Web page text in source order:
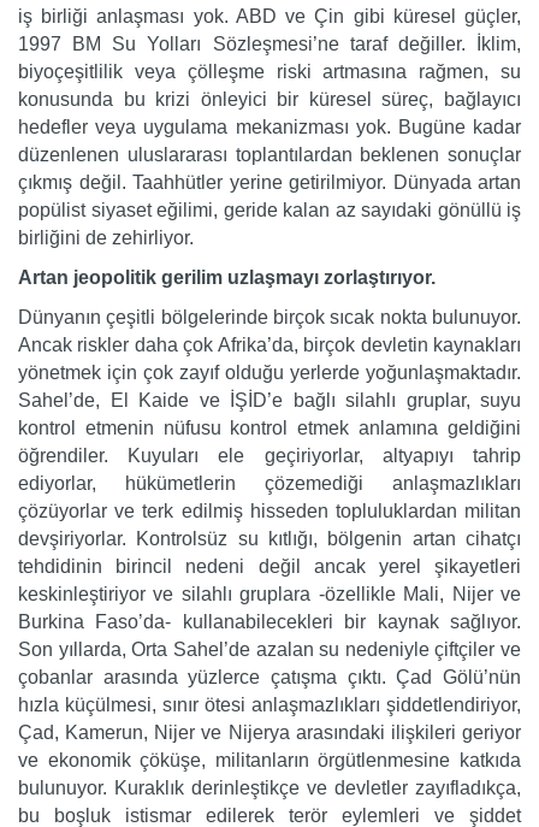
iş birliği anlaşması yok. ABD ve Çin gibi küresel güçler,
1997 BM Su Yolları Sözleşmesi’ne taraf değiller. İklim,
biyoçeşitlilik veya çölleşme riski artmasına rağmen, su
konusunda bu krizi önleyici bir küresel süreç, bağlayıcı
hedefler veya uygulama mekanizması yok. Bugüne kadar
düzenlenen uluslararası toplantılardan beklenen sonuçlar
çıkmış değil. Taahhütler yerine getirilmiyor. Dünyada artan
popülist siyaset eğilimi, geride kalan az sayıdaki gönüllü iş
birliğini de zehirliyor.
Artan jeopolitik gerilim uzlaşmayı zorlaştırıyor.
Dünyanın çeşitli bölgelerinde birçok sıcak nokta bulunuyor.
Ancak riskler daha çok Afrika’da, birçok devletin kaynakları
yönetmek için çok zayıf olduğu yerlerde yoğunlaşmaktadır.
Sahel’de, El Kaide ve İŞİD’e bağlı silahlı gruplar, suyu
kontrol etmenin nüfusu kontrol etmek anlamına geldiğini
öğrendiler. Kuyuları ele geçiriyorlar, altyapıyı tahrip
ediyorlar, hükümetlerin çözemediği anlaşmazlıkları
çözüyorlar ve terk edilmiş hisseden topluluklardan militan
devşiriyorlar. Kontrolsüz su kıtlığı, bölgenin artan cihatçı
tehdidinin birincil nedeni değil ancak yerel şikayetleri
keskinleştiriyor ve silahlı gruplara -özellikle Mali, Nijer ve
Burkina Faso’da- kullanabilecekleri bir kaynak sağlıyor.
Son yıllarda, Orta Sahel’de azalan su nedeniyle çiftçiler ve
çobanlar arasında yüzlerce çatışma çıktı. Çad Gölü’nün
hızla küçülmesi, sınır ötesi anlaşmazlıkları şiddetlendiriyor,
Çad, Kamerun, Nijer ve Nijerya arasındaki ilişkileri geriyor
ve ekonomik çöküşe, militanların örgütlenmesine katkıda
bulunuyor. Kuraklık derinleştikçe ve devletler zayıfladıkça,
bu boşluk istismar edilerek terör eylemleri ve şiddet